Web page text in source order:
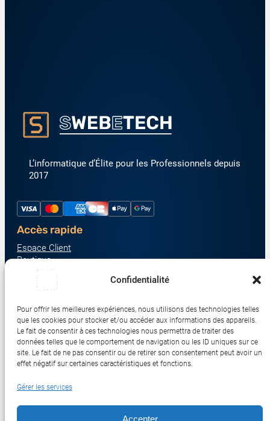
Confidentialité
Pour offrir les meilleures expériences, nous utilisons des technologies telles
que les cookies pour stocker et/ou accéder aux informations des appareils.
Le fait de consentir à ces technologies nous permettra de traiter des
données telles que le comportement de navigation ou les ID uniques sur ce
site. Le fait de ne pas consentir ou de retirer son consentement peut avoir un
effet négatif sur certaines caractéristiques et fonctions.
Gérer les services
Accepter
L’informatique d’Élite pour les Professionnels depuis
2017
Accès rapide
Espace Client
Boutique
À propos
Nous contacter
Écrans & Moniteurs
Serveurs & Stockage
Impression & Consommables
Ordinateurs & Tablettes
Réseau & IoT